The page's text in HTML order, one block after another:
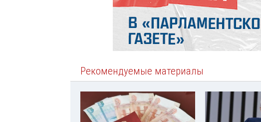
Рекомендуемые материалы